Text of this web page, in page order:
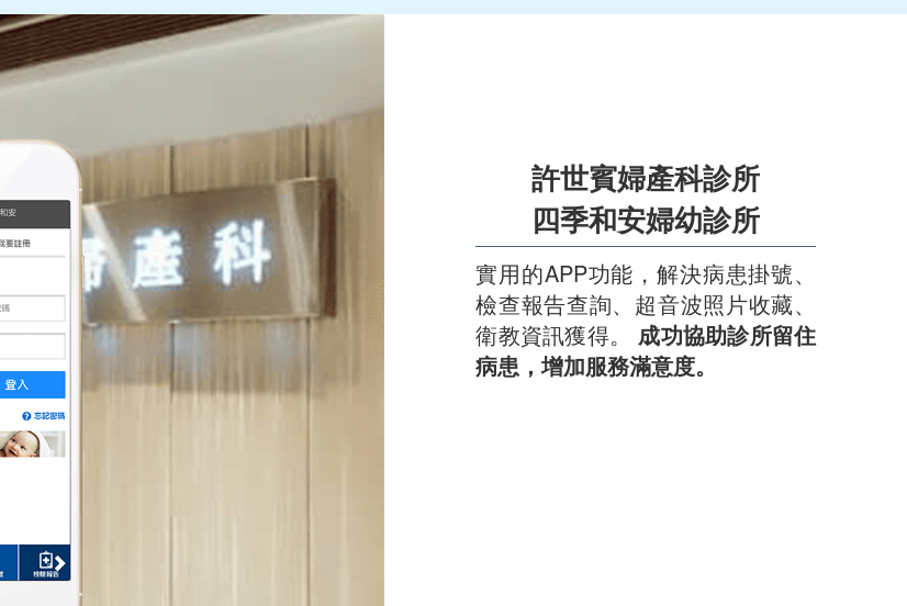
許世賓婦產科診所
四季和安婦幼診所
實用的APP功能，解決病患掛號、
檢查報告查詢、超音波照片收藏、
衛教資訊獲得。 成功協助診所留住
病患，增加服務滿意度。